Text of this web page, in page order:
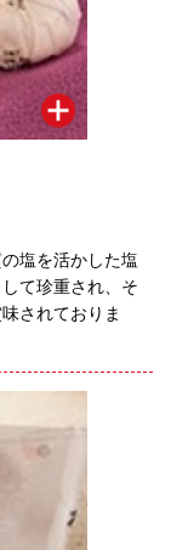
塩を活かした塩
て珍重され、そ
されておりま